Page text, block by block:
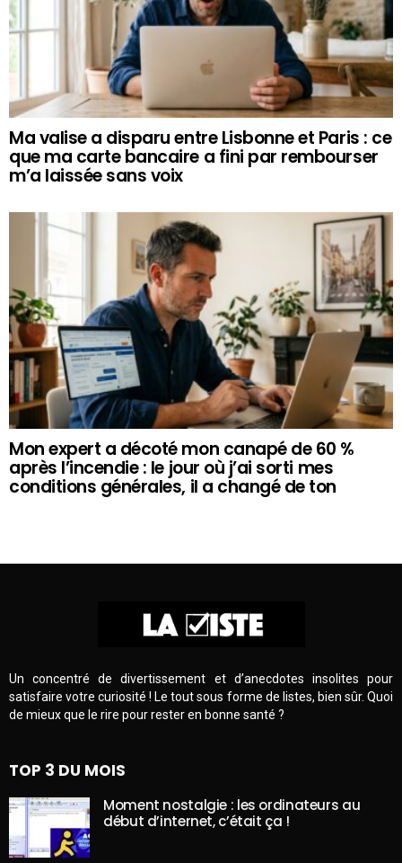
Ma valise a disparu entre Lisbonne et Paris : ce
que ma carte bancaire a fini par rembourser
m’a laissée sans voix
Mon expert a décoté mon canapé de 60 %
après l’incendie : le jour où j’ai sorti mes
conditions générales, il a changé de ton
Un concentré de divertissement et d’anecdotes insolites pour
satisfaire votre curiosité ! Le tout sous forme de listes, bien sûr. Quoi
de mieux que le rire pour rester en bonne santé ?
TOP 3 DU MOIS
Moment nostalgie : les ordinateurs au
début d’internet, c’était ça !